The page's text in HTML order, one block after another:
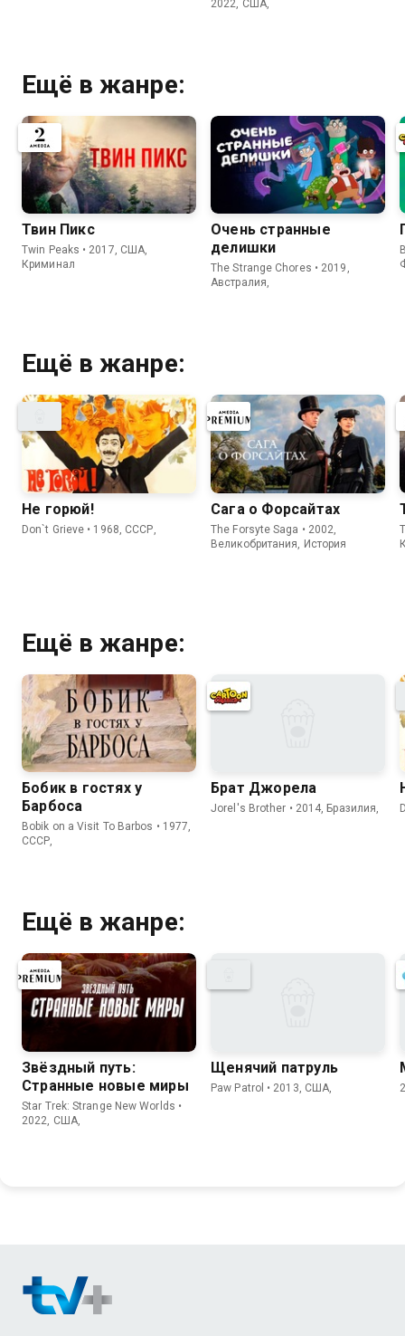
2022, США,
Ещё в жанре:
Твин Пикс
Twin Peaks • 2017, США,
Криминал
Очень странные
делишки
The Strange Chores • 2019,
Австралия,
Ещё в жанре:
Не горюй!
Don`t Grieve • 1968, СССР,
Сага о Форсайтах
The Forsyte Saga • 2002,
Великобритания, История
Ещё в жанре:
Бобик в гостях у
Барбоса
Bobik on a Visit To Barbos • 1977,
СССР,
Брат Джорела
Jorel's Brother • 2014, Бразилия,
Ещё в жанре:
Звёздный путь:
Странные новые миры
Star Trek: Strange New Worlds •
2022, США,
Щенячий патруль
Paw Patrol • 2013, США,